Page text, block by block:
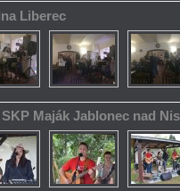
Liberec
SKP Maják Jablonec nad